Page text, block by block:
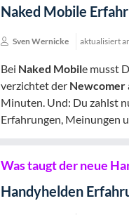
Naked Mobile
Sven Wernicke aktualisiert
Bei Naked Mobile musst
verzichtet der Newcomer
Minuten. Und: Du zahlst
Erfahrungen, Meinungen
Was taugt der neue
Handyhelden